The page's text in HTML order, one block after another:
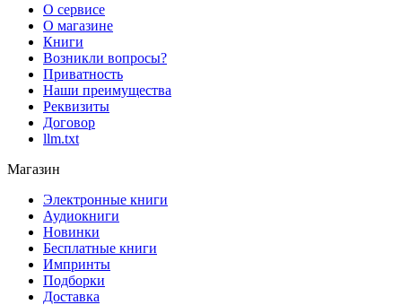
О сервисе
О магазине
Книги
Возникли вопросы?
Приватность
Наши преимущества
Реквизиты
Договор
llm.txt
Магазин
Электронные книги
Аудиокниги
Новинки
Бесплатные книги
Импринты
Подборки
Доставка